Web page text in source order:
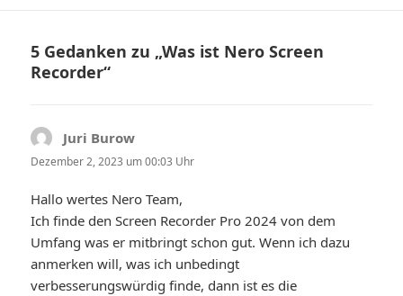
5 Gedanken zu „Was ist Nero Screen
Recorder“
Juri Burow
Dezember 2, 2023 um 00:03 Uhr
Hallo wertes Nero Team,
Ich finde den Screen Recorder Pro 2024 von dem
Umfang was er mitbringt schon gut. Wenn ich dazu
anmerken will, was ich unbedingt
verbesserungswürdig finde, dann ist es die